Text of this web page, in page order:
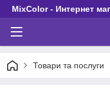
MixColor - Интернет
Товари та послуги